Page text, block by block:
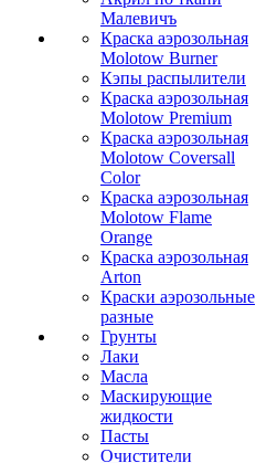
Малевичъ
Краска аэрозольная
Molotow Burner
Кэпы распылители
Краска аэрозольная
Molotow Premium
Краска аэрозольная
Molotow Coversall
Color
Краска аэрозольная
Molotow Flame
Orange
Краска аэрозольная
Arton
Краски аэрозольные
разные
Грунты
Лаки
Масла
Маскирующие
жидкости
Пасты
Очистители